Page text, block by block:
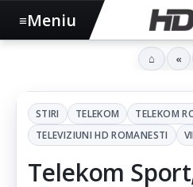
STIRI TELEKOM
TELEKOM
TELEVIZIUNI HD ROMANESTI
Telekom
≡Meniu
⌂ «